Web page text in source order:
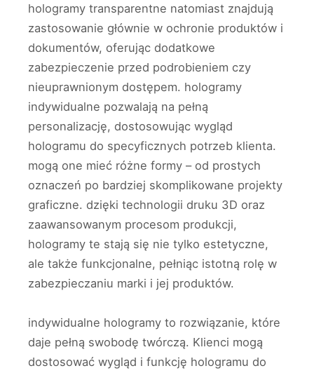
hologramy transparentne natomiast znajdują
zastosowanie głównie w ochronie produktów i
dokumentów, oferując dodatkowe
zabezpieczenie przed podrobieniem czy
nieuprawnionym dostępem. hologramy
indywidualne pozwalają na pełną
personalizację, dostosowując wygląd
hologramu do specyficznych potrzeb klienta.
mogą one mieć różne formy – od prostych
oznaczeń po bardziej skomplikowane projekty
graficzne. dzięki technologii druku 3D oraz
zaawansowanym procesom produkcji,
hologramy te stają się nie tylko estetyczne,
ale także funkcjonalne, pełniąc istotną rolę w
zabezpieczaniu marki i jej produktów.
indywidualne hologramy to rozwiązanie, które
daje pełną swobodę twórczą. Klienci mogą
dostosować wygląd i funkcję hologramu do